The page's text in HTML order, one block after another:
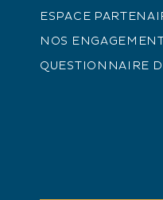
ESPACE
NOS
QUESTIONNAIRE